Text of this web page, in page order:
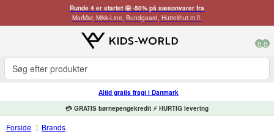
Runde 4 er startet 🤩 -50% på sæsonvarer fra
MarMar, Mikk-Line, Bundgaard, Huttelihut m.fl.
0 0
Altid gratis fragt i Danmark
💳 GRATIS børnepengekredit ⚡ HURTIG levering
Forside Brands